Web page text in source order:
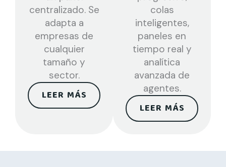
centralizado. Se
adapta a
empresas de
cualquier
tamaño y
sector.
LEER MÁS
colas
inteligentes,
paneles en
tiempo real y
analítica
avanzada de
agentes.
LEER MÁS